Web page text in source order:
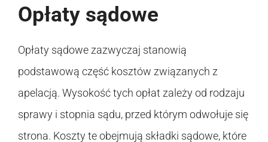
Opłaty sądowe
Opłaty sądowe zazwyczaj stanowią
podstawową część kosztów związanych z
apelacją. Wysokość tych opłat zależy od rodzaju
sprawy i stopnia sądu, przed którym odwołuje się
strona. Koszty te obejmują składki sądowe, które